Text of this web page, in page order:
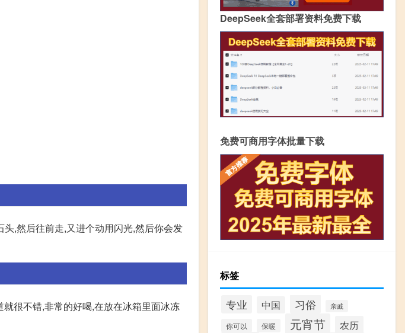
,然后往前走,又进个动用闪光,然后你会发
很不错,非常的好喝,在放在冰箱里面冰冻
DeepSeek全套部署资料免费下载
免费可商用字体批量下载
标签
专业 中国 习俗 亲戚
你可以 保暖 元宵节 农历